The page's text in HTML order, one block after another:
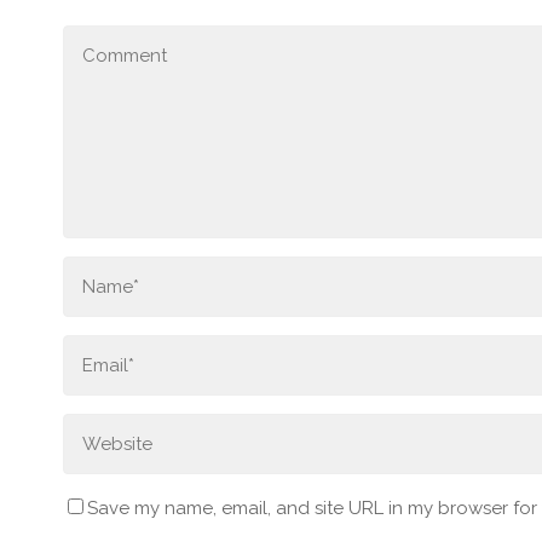
Save my name, email, and site URL in my browser